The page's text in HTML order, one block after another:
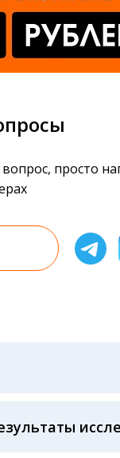
просто
или чека
тестов